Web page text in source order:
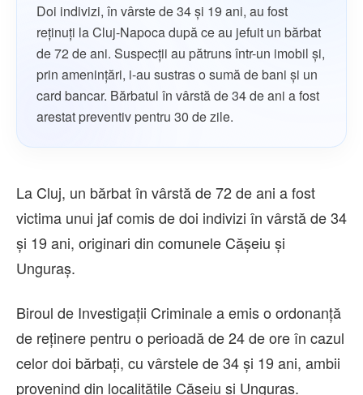
Doi indivizi, în vârste de 34 și 19 ani, au fost
reținuți la Cluj-Napoca după ce au jefuit un bărbat
de 72 de ani. Suspecții au pătruns într-un imobil și,
prin amenințări, i-au sustras o sumă de bani și un
card bancar. Bărbatul în vârstă de 34 de ani a fost
arestat preventiv pentru 30 de zile.
La Cluj, un bărbat în vârstă de 72 de ani a fost
victima unui jaf comis de doi indivizi în vârstă de 34
și 19 ani, originari din comunele Cășeiu și
Unguraș.
Biroul de Investigații Criminale a emis o ordonanță
de reținere pentru o perioadă de 24 de ore în cazul
celor doi bărbați, cu vârstele de 34 și 19 ani, ambii
provenind din localitățile Cășeiu și Unguraș.